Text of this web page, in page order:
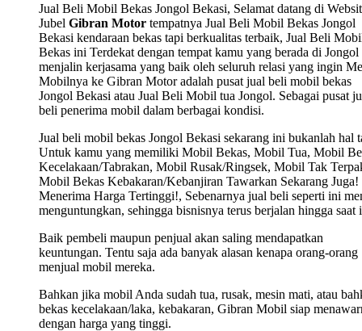
Jual Beli Mobil Bekas Jongol Bekasi, Selamat datang di
Jubel Gibran Motor tempatnya Jual Beli Mobil Bekas Jongol
Bekasi kendaraan bekas tapi berkualitas terbaik, Jual Beli
Bekas ini Terdekat dengan tempat kamu yang berada di Jongol
menjalin kerjasama yang baik oleh seluruh relasi yang ingin
Mobilnya ke Gibran Motor adalah pusat jual beli mobil bekas
Jongol Bekasi atau Jual Beli Mobil tua Jongol. Sebagai pusat
beli penerima mobil dalam berbagai kondisi.
Jual beli mobil bekas Jongol Bekasi sekarang ini bukanlah hal
Untuk kamu yang memiliki Mobil Bekas, Mobil Tua, Mobil
Kecelakaan/Tabrakan, Mobil Rusak/Ringsek, Mobil Tak
Mobil Bekas Kebakaran/Kebanjiran Tawarkan Sekarang Juga!
Menerima Harga Tertinggi!, Sebenarnya jual beli seperti ini
menguntungkan, sehingga bisnisnya terus berjalan hingga saat
Baik pembeli maupun penjual akan saling mendapatkan
keuntungan. Tentu saja ada banyak alasan kenapa orang-orang
menjual mobil mereka.
Bahkan jika mobil Anda sudah tua, rusak, mesin mati, atau
bekas kecelakaan/laka, kebakaran, Gibran Mobil siap
dengan harga yang tinggi.